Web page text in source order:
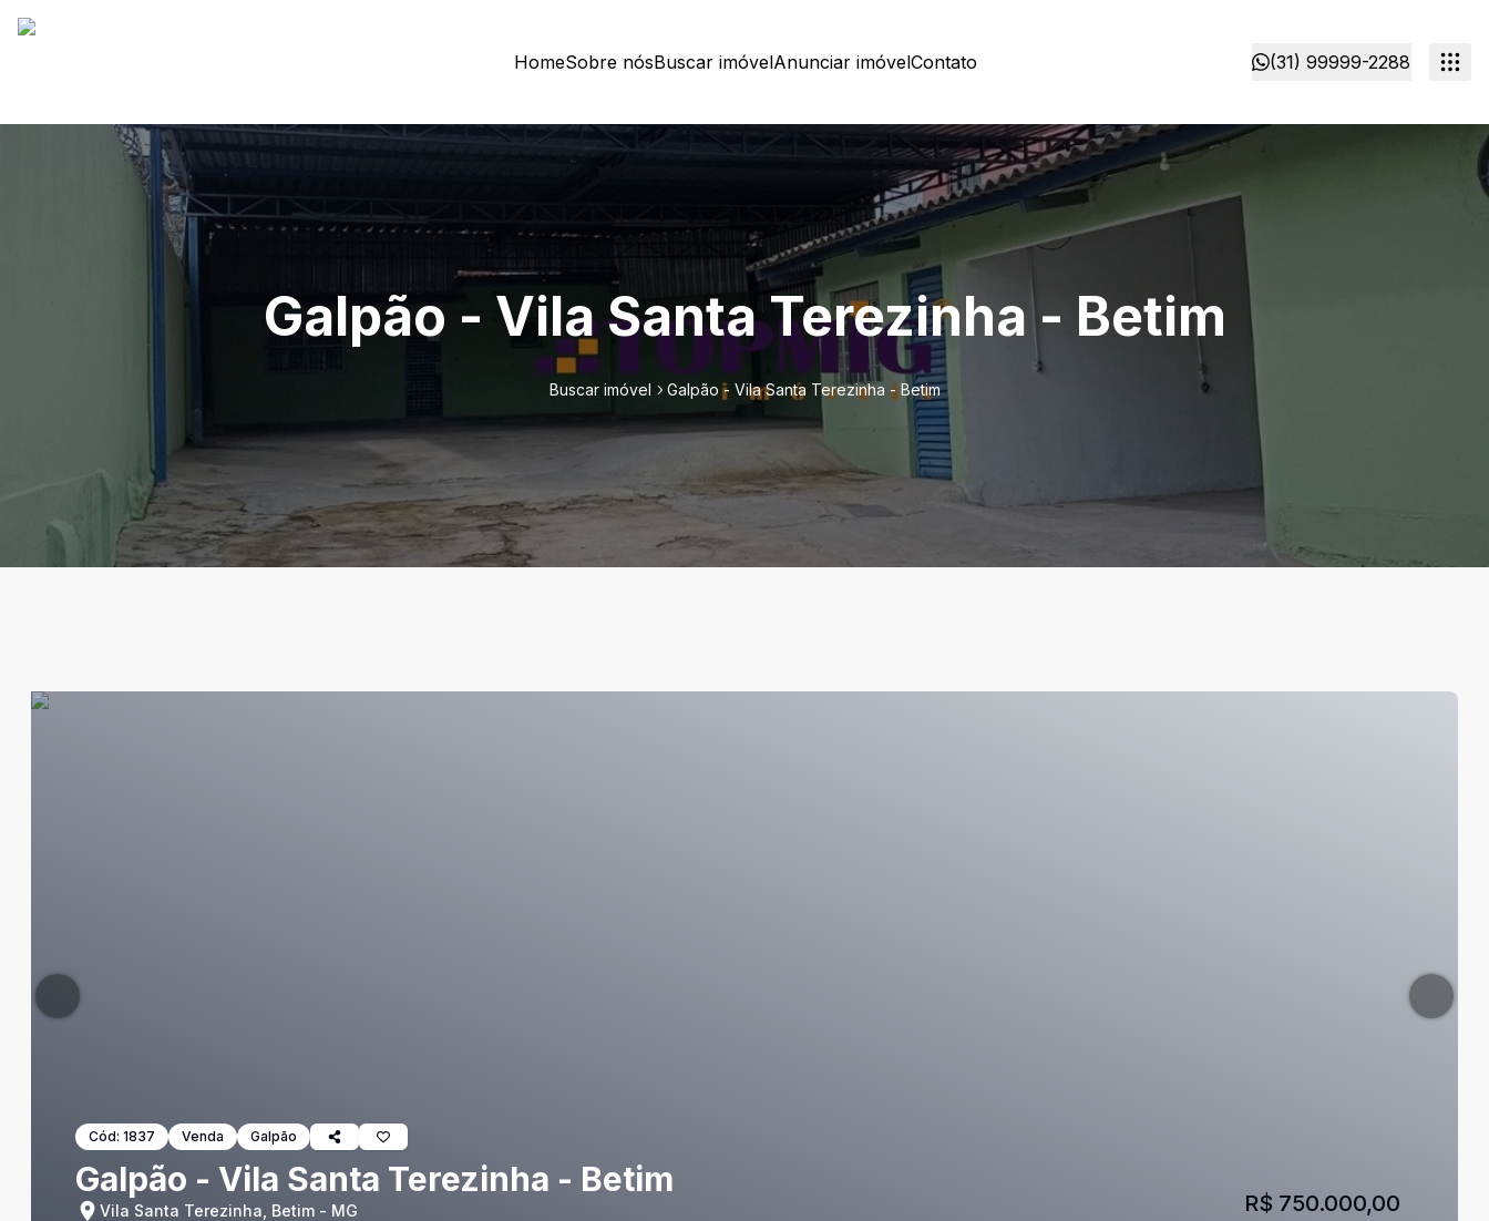
HomeSobre nósBuscar imóvelAnunciar imóvelContato (31) 99999-2288
Galpão - Vila Santa Terezinha - Betim
Buscar imóvel Galpão - Vila Santa Terezinha - Betim
Cód: 1837 Venda Galpão
Galpão - Vila Santa Terezinha - Betim
Vila Santa Terezinha, Betim - MG R$ 750.000,00